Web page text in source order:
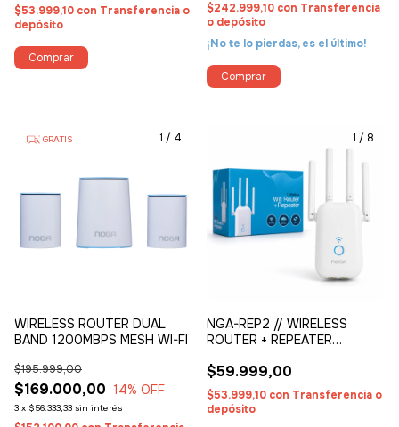
$53.999,10 con Transferencia o
depósito
$242.999,10 con Transferencia
o depósito
¡No te lo pierdas, es el último!
1 / 4
GRATIS
WIRELESS ROUTER DUAL
BAND 1200MBPS MESH WI-FI
$169.000,00
$195.999,00
14% OFF
3 x $56.333,33 sin interés
1 / 8
NGA-REP2 // WIRELESS
ROUTER + REPEATER
$59.999,00
$53.999,10 con Transferencia o
depósito